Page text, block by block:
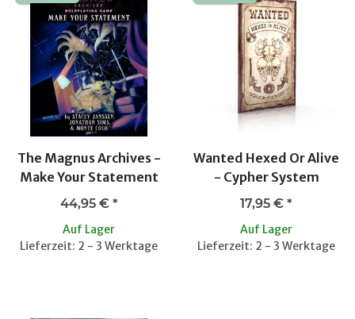
The Magnus Archives -
Make Your Statement
44,95 € *
Auf Lager
Lieferzeit: 2 - 3 Werktage
Wanted Hexed Or Alive
- Cypher System
17,95 € *
Auf Lager
Lieferzeit: 2 - 3 Werktage